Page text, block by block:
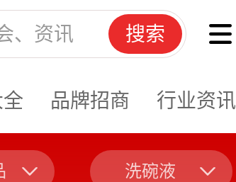
搜索
品牌招商 行业资讯
洗碗液